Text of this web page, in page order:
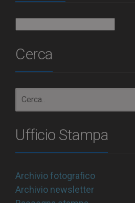
Cerca
Ufficio Stampa
Archivio fotografico
Archivio newsletter